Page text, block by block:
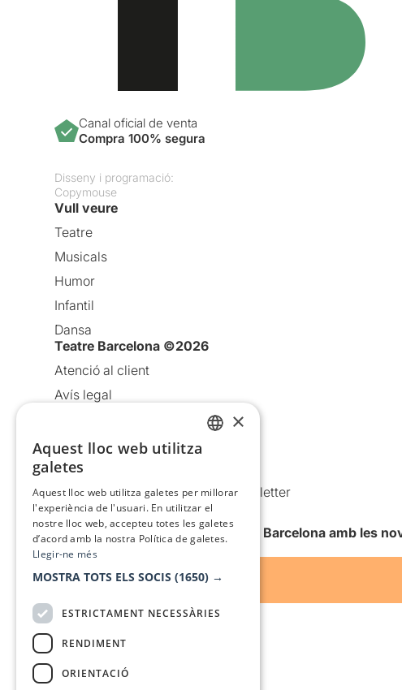
Canal oficial de venta
Compra 100% segura
Disseny i programació:
Copymouse
Vull veure
Teatre
Musicals
Humor
Infantil
Dansa
Teatre Barcelona ©2026
Atenció al client
Avís legal
Política de cookies
Condicions d’ús
Comunicacions comercials i Newsletter
Anuncia’t
Vull rebre la newsletter de Teatre Barcelona amb les
Amb el suport de
×
Aquest lloc web utilitza
galetes
Aquest lloc web utilitza galetes per millorar
l'experiència de l'usuari. En utilitzar el
nostre lloc web, accepteu totes les galetes
d’acord amb la nostra Política de galetes.
Llegir-ne més
MOSTRA TOTS ELS SOCIS (1650) →
ESTRICTAMENT NECESSÀRIES
RENDIMENT
ORIENTACIÓ